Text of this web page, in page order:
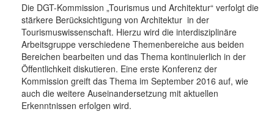
Die DGT-Kommission „Tourismus und Architektur“ verfolgt die
stärkere Berücksichtigung von Architektur in der
Tourismuswissenschaft. Hierzu wird die interdisziplinäre
Arbeitsgruppe verschiedene Themenbereiche aus beiden
Bereichen bearbeiten und das Thema kontinuierlich in der
Öffentlichkeit diskutieren. Eine erste Konferenz der
Kommission greift das Thema im September 2016 auf, wie
auch die weitere Auseinandersetzung mit aktuellen
Erkenntnissen erfolgen wird.